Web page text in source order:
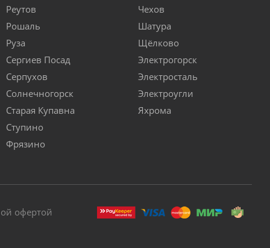
Реутов
Рошаль
Руза
Сергиев Посад
Серпухов
Солнечногорск
Старая Купавна
Ступино
Фрязино
Чехов
Шатура
Щёлково
Электрогорск
Электросталь
Электроугли
Яхрома
офертой